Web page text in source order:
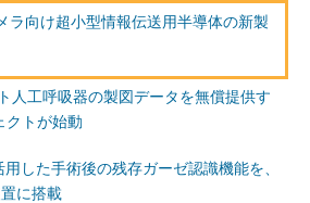
ラ向け超小型情報伝送用半導体の新製
人工呼吸器の製図データを無償提供す
クトが始動
した手術後の残存ガーゼ認識機能を、
に搭載